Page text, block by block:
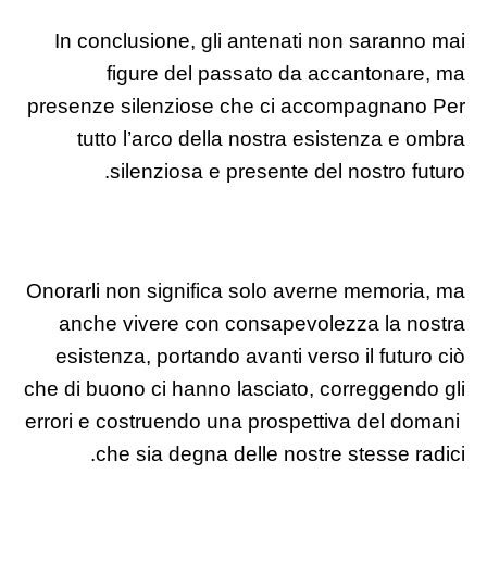
In conclusione, gli antenati non saranno mai
figure del passato da accantonare, ma
presenze silenziose che ci accompagnano Per
tutto l’arco della nostra esistenza e ombra
silenziosa e presente del nostro futuro.
Onorarli non significa solo averne memoria, ma
anche vivere con consapevolezza la nostra
esistenza, portando avanti verso il futuro ciò
che di buono ci hanno lasciato, correggendo gli
errori e costruendo una prospettiva del domani
che sia degna delle nostre stesse radici.